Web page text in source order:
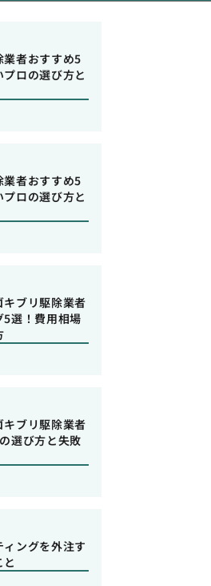
者おすすめ5
ロの選び方と
者おすすめ5
ロの選び方と
ブリ駆除業者
選！費用相場
ブリ駆除業者
選び方と失敗
ングを外注す